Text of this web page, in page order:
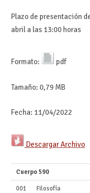
Plazo de presentación
abril a las 13:00 horas
Formato: pdf
Tamaño: 0,79 MB
Fecha: 11/04/2022
Descargar Archivo
Cuerpo 590
001 Filosofía